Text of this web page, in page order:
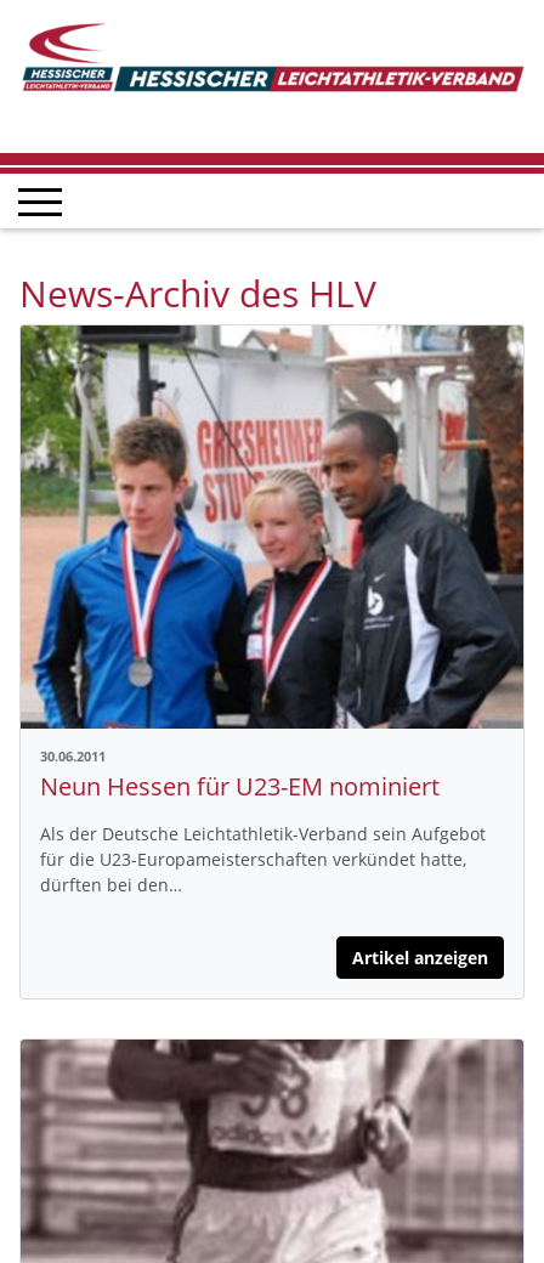
News-Archiv des HLV
30.06.2011
Neun Hessen für U23-EM nominiert
Als der Deutsche Leichtathletik-Verband sein Aufgebot
für die U23-Europameisterschaften verkündet hatte,
dürften bei den…
Artikel anzeigen